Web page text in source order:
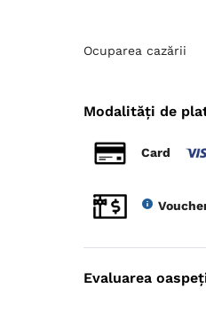
Ocuparea cazării
Modalități de
Card
Evaluarea